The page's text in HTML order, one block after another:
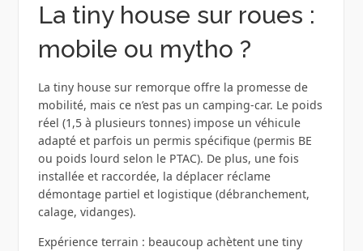
La tiny house sur roues :
mobile ou mytho ?
La tiny house sur remorque offre la promesse de
mobilité, mais ce n’est pas un camping‑car. Le poids
réel (1,5 à plusieurs tonnes) impose un véhicule
adapté et parfois un permis spécifique (permis BE
ou poids lourd selon le PTAC). De plus, une fois
installée et raccordée, la déplacer réclame
démontage partiel et logistique (débranchement,
calage, vidanges).
Expérience terrain : beaucoup achètent une tiny